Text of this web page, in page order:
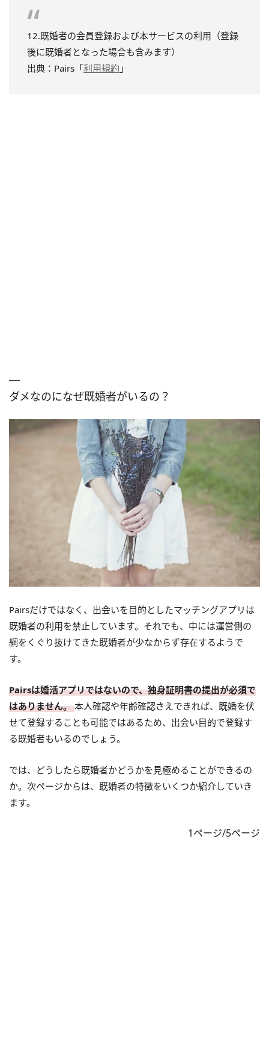
12.既婚者の会員登録および本サービスの利用（登録
後に既婚者となった場合も含みます）
出典：Pairs「利用規約 」
ダメなのになぜ既婚者がいるの？
Pairsだけではなく、出会いを目的としたマッチングアプリは
既婚者の利用を禁止しています。それでも、中には運営側の
網をくぐり抜けてきた既婚者が少なからず存在するようで
す。
Pairsは婚活アプリではないので、独身証明書の提出が必須で
はありません。本人確認や年齢確認さえできれば、既婚を伏
せて登録することも可能ではあるため、出会い目的で登録す
る既婚者もいるのでしょう。
では、どうしたら既婚者かどうかを見極めることができるの
か。次ページからは、既婚者の特徴をいくつか紹介していき
ます。
1ページ/5ページ